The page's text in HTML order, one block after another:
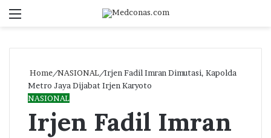
Menu
Home/NASIONAL/Irjen Fadil Imran Dimutasi, Kapolda
Metro Jaya Dijabat Irjen Karyoto
NASIONAL
Irjen Fadil Imran